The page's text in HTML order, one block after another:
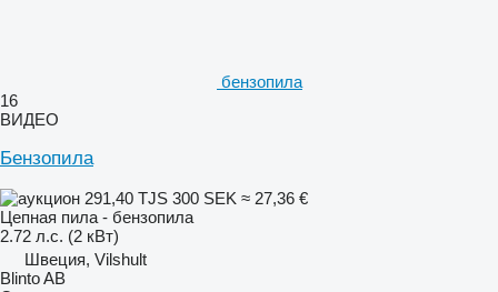
бензопила
16
ВИДЕО
Бензопила
291,40 TJS 300 SEK ≈ 27,36 €
Цепная пила - бензопила
2.72 л.с. (2 кВт)
Швеция, Vilshult
Blinto AB